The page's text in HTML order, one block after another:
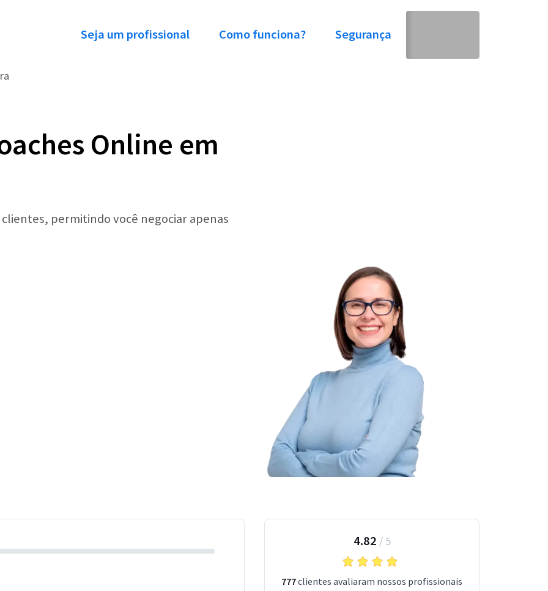
Seja um profissional Como funciona? Segurança
Online em
permitindo você negociar apenas
4.82 / 5
777clientes avaliaram nossos profissionais